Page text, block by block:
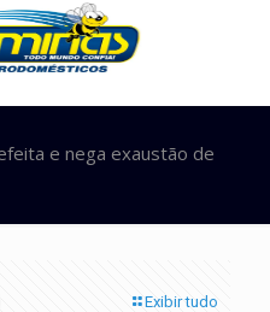
e nega exaustão de
Exibir tudo